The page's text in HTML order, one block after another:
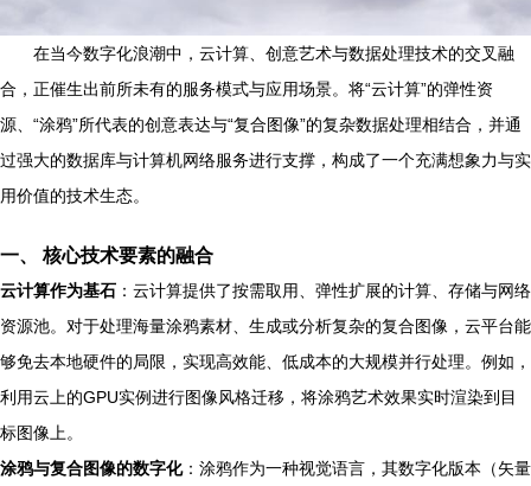
在当今数字化浪潮中，云计算、创意艺术与数据处理技术的交叉融
合，正催生出前所未有的服务模式与应用场景。将“云计算”的弹性资
源、“涂鸦”所代表的创意表达与“复合图像”的复杂数据处理相结合，并通
过强大的数据库与计算机网络服务进行支撑，构成了一个充满想象力与实
用价值的技术生态。
一、 核心技术要素的融合
云计算作为基石 ：云计算提供了按需取用、弹性扩展的计算、存储与网络
资源池。对于处理海量涂鸦素材、生成或分析复杂的复合图像，云平台能
够免去本地硬件的局限，实现高效能、低成本的大规模并行处理。例如，
利用云上的GPU实例进行图像风格迁移，将涂鸦艺术效果实时渲染到目
标图像上。
涂鸦与复合图像的数字化：涂鸦作为一种视觉语言，其数字化版本（矢量